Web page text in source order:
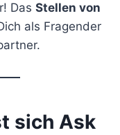
Das Stellen von
als Fragender
sich Ask